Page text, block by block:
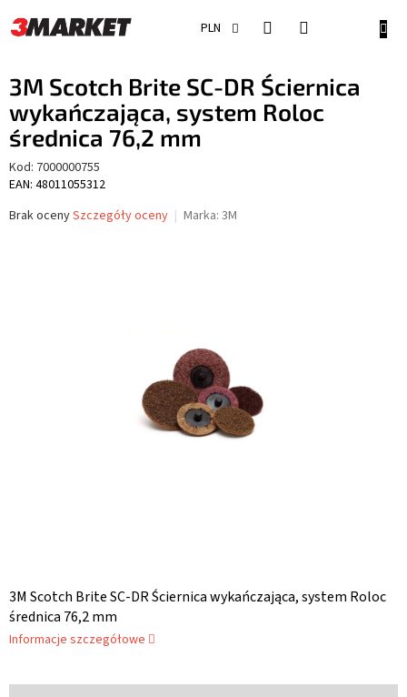
do
treści
PLN
3M Scotch Brite SC-DR Ściernica
wykańczająca, system Roloc
średnica 76,2 mm
Kod: 7000000755
EAN: 48011055312
Średnia
Brak ocenySzczegóły oceny Marka: 3M
3M Scotch Brite SC-DR Ściernica wykańczająca, system Roloc
średnica 76,2 mm
Informacje szczegółowe